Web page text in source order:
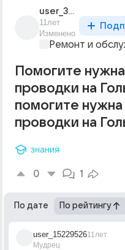
user_37216031
11лет
Изменено
Ремонт и
Помогите
проводки на
помогите
проводки на
знания
0 1
По дате По рейтингу
user_15229526
Мудрец
11лет